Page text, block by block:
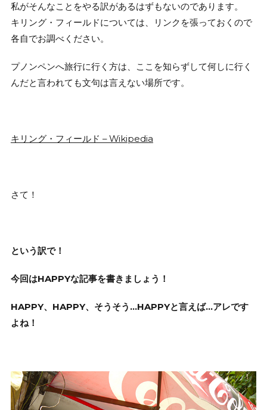
私がそんなことをやる訳があるはずもないのであります。
キリング・フィールドについては、リンクを張っておくので
各自でお調べください。
プノンペンへ旅行に行く方は、ここを知らずして何しに行く
んだと言われても文句は言えない場所です。
キリング・フィールド – Wikipedia
さて！
という訳で！
今回はHAPPYな記事を書きましょう！
HAPPY、HAPPY、そうそう…HAPPYと言えば…アレです
よね！